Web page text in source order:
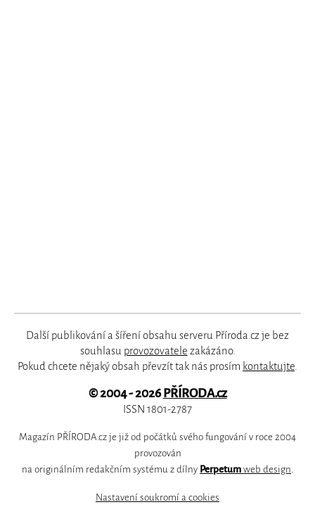
Další publikování a šíření obsahu serveru Příroda.cz je bez
souhlasu provozovatele zakázáno.
Pokud chcete nějaký obsah převzít tak nás prosím kontaktujte.
© 2004 - 2026PŘÍRODA.cz
ISSN 1801-2787
Magazín PŘÍRODA.cz je již od počátků svého fungování v roce 2004
provozován
na originálním redakčním systému z dílny Perpetum web design
Nastavení soukromí a cookies